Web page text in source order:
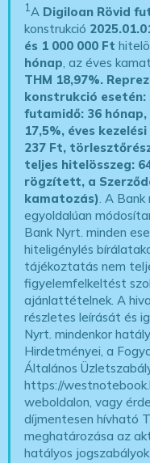
1A Digiloan Rövid
konstrukció
és 1 000 000 Ft
hónap, az éves
THM 18,97%.
konstrukció esetén:
futamidő: 36 hónap,
17,5%, éves
237 Ft,
teljes hitelösszeg:
rögzített, a
kamatozás). A
egyoldalúan
Bank Nyrt. minden
hiteligénylés
tájékoztatás nem
figyelemfelkeltést
ajánlattételnek. A
részletes leírását és
Nyrt. mindenkor
Hirdetményei, a
Általános
https://
weboldalon, vagy
díjmentesen hívható
meghatározása az
hatályos